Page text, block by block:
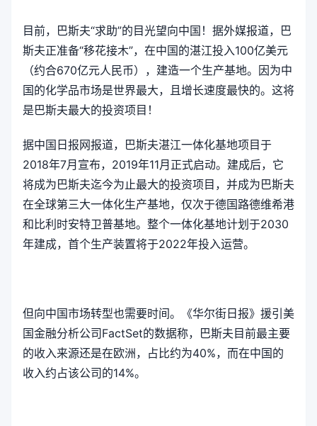
目前，巴斯夫“求助”的目光望向中国！据外媒报道，巴
斯夫正准备“移花接木”，在中国的湛江投入100亿美元
（约合670亿元人民币），建造一个生产基地。因为中
国的化学品市场是世界最大，且增长速度最快的。这将
是巴斯夫最大的投资项目！
据中国日报网报道，巴斯夫湛江一体化基地项目于
2018年7月宣布，2019年11月正式启动。建成后，它
将成为巴斯夫迄今为止最大的投资项目，并成为巴斯夫
在全球第三大一体化生产基地，仅次于德国路德维希港
和比利时安特卫普基地。整个一体化基地计划于2030
年建成，首个生产装置将于2022年投入运营。
但向中国市场转型也需要时间。《华尔街日报》援引美
国金融分析公司FactSet的数据称，巴斯夫目前最主要
的收入来源还是在欧洲，占比约为40%，而在中国的
收入约占该公司的14%。